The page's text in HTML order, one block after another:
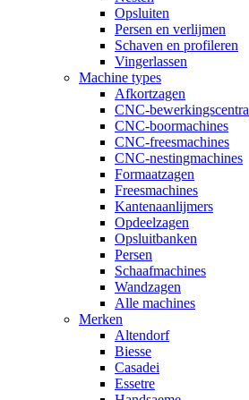
Opsluiten
Persen en verlijmen
Schaven en profileren
Vingerlassen
Machine types
Afkortzagen
CNC-bewerkingscentra
CNC-boormachines
CNC-freesmachines
CNC-nestingmachines
Formaatzagen
Freesmachines
Kantenaanlijmers
Opdeelzagen
Opsluitbanken
Persen
Schaafmachines
Wandzagen
Alle machines
Merken
Altendorf
Biesse
Casadei
Essetre